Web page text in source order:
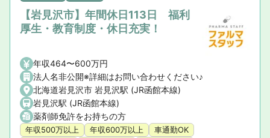
【岩見沢市】年間休日113日 福利
厚生・教育制度・休日充実！
年収464〜600万円
法人名非公開※詳細はお問い合わせください♪
北海道岩見沢市 岩見沢駅 (JR函館本線)
岩見沢駅 (JR函館本線)
薬剤師免許をお持ちの方
年収500万以上 年収600万以上
車通勤OK